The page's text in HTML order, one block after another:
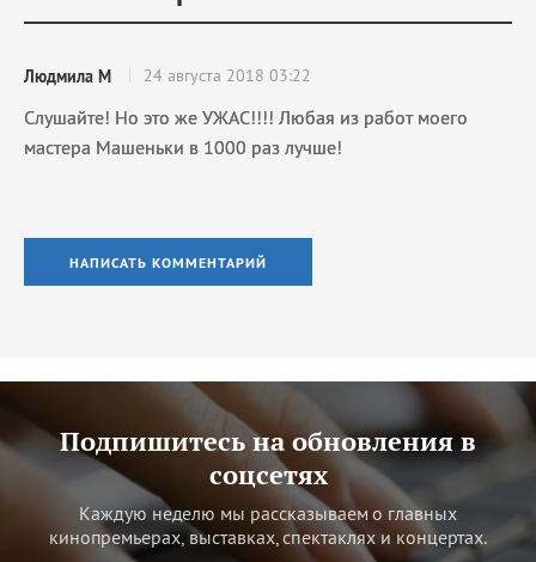
Людмила М 24 августа 2018 03:22
Слушайте! Но это же УЖАС!!!! Любая из работ моего
мастера Машеньки в 1000 раз лучше!
НАПИСАТЬ КОММЕНТАРИЙ
Подпишитесь на обновления в
соцсетях
Каждую неделю мы рассказываем о главных
кинопремьерах, выставках, спектаклях и концертах.